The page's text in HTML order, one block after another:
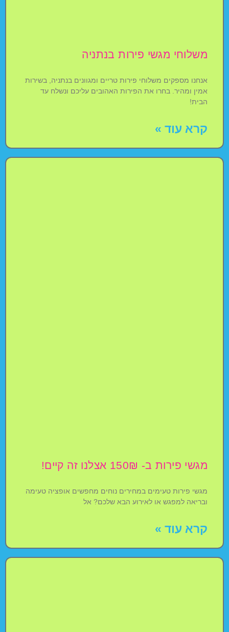
משלוחי מגשי פירות בנתניה
אנחנו מספקים משלוחי פירות טריים ומגוונים בנתניה, בשירות
אמין ומהיר. בחרו את הפירות האהובים עליכם ונשלח עד
הבית!
קרא עוד »
מגשי פירות ב- 150₪ אצלנו זה קיים!
מגשי פירות טעימים במחירים נוחים מחפשים אופציה טעימה
ובריאה למפגש או לאירוע הבא שלכם? אל
קרא עוד »